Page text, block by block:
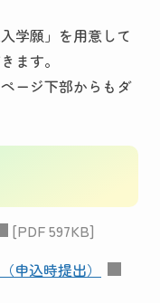
学願」を用意して
ます。
ージ下部からもダ
[PDF 597KB]
申込時提出）